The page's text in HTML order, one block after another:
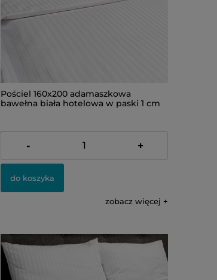
Pościel 160x200 adamaszkowa
bawełna biała hotelowa w paski 1 cm
189,00 zł
- +
do koszyka
zobacz więcej